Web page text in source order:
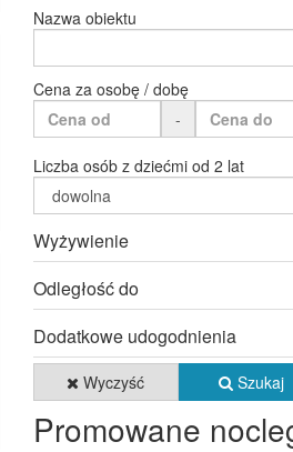
Nazwa obiektu
Cena za osobę / dobę
-
Liczba osób z dziećmi od 2 lat
dowolna
Wyżywienie
Odległość do
Dodatkowe udogodnienia
Wyczyść Szukaj
Promowane